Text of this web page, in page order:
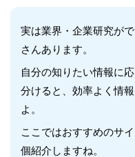
実は業界・企業研究が
さんあります。
自分の知りたい情報に
分けると、効率よく情
よ。
ここではおすすめのサ
個紹介しますね。